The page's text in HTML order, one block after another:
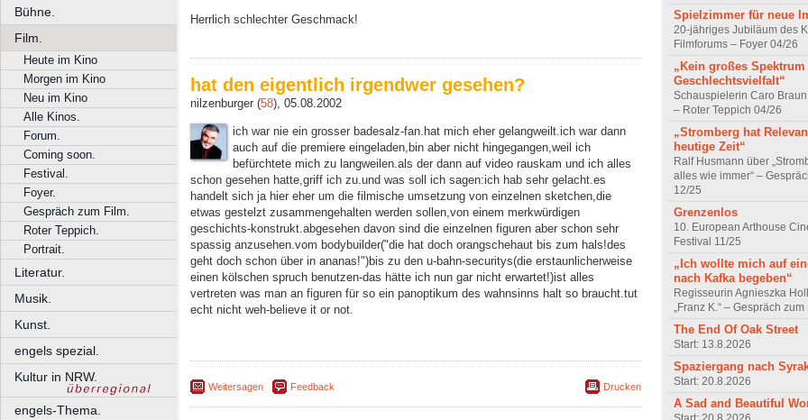
Bühne.
Film.
Heute im Kino
Morgen im Kino
Neu im Kino
Alle Kinos.
Forum.
Coming soon.
Festival.
Foyer.
Gespräch zum Film.
Roter Teppich.
Portrait.
Literatur.
Musik.
Kunst.
engels spezial.
Kultur in NRW.
engels-Thema.
Herrlich schlechter Geschmack!
hat den eigentlich irgendwer gesehen?
nilzenburger (58), 05.08.2002
ich war nie ein grosser badesalz-fan.hat mich eher gelangweilt.ich war dann
auch auf die premiere eingeladen,bin aber nicht hingegangen,weil ich
befürchtete mich zu langweilen.als der dann auf video rauskam und ich alles
schon gesehen hatte,griff ich zu.und was soll ich sagen:ich hab sehr gelacht.es
handelt sich ja hier eher um die filmische umsetzung von einzelnen sketchen,die
etwas gestelzt zusammengehalten werden sollen,von einem merkwürdigen
geschichts-konstrukt.abgesehen davon sind die einzelnen figuren aber schon sehr
spassig anzusehen.vom bodybuilder("die hat doch orangschehaut bis zum hals!des
geht doch schon über in ananas!")bis zu den u-bahn-securitys(die erstaunlicherweise
einen kölschen spruch benutzen-das hätte ich nun gar nicht erwartet!)ist alles
vertreten was man an figuren für so ein panoptikum des wahnsinns halt so braucht.tut
echt nicht weh-believe it or not.
Weitersagen Feedback Drucken
Spielzimmer für neue
20-jähriges Jubiläum des
Filmforums – Foyer 04/26
„Kein großes Spektrum
Geschlechtsvielfalt“
Schauspielerin Caro Braun
– Roter Teppich 04/26
„Stromberg hat
heutige Zeit“
Ralf Husmann über
alles wie immer“ –
12/25
Grenzenlos
10. European Arthouse
Festival 11/25
„Ich wollte mich auf
nach Kafka begeben“
Regisseurin Agnieszka
„Franz K.“ – Gespräch
The End Of Oak Street
Start: 13.8.2026
Spaziergang nach
Start: 20.8.2026
A Sad and Beautiful